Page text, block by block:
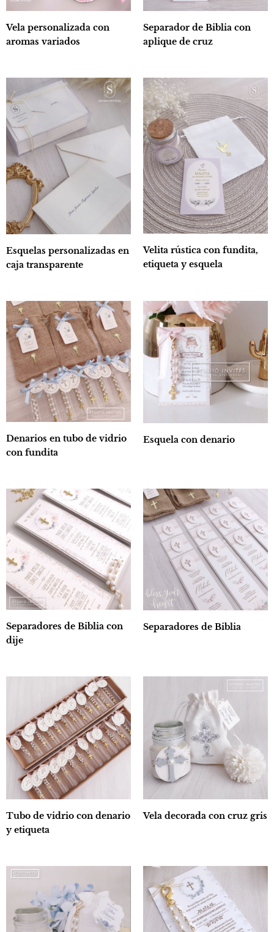
Vela personalizada con
aromas variados
Separador de Biblia con
aplique de cruz
Esquelas personalizadas en
caja transparente
Velita rústica con fundita,
etiqueta y esquela
Denarios en tubo de vidrio
con fundita
Esquela con denario
Separadores de Biblia con
dije
Separadores de Biblia
Tubo de vidrio con denario
y etiqueta
Vela decorada con cruz gris